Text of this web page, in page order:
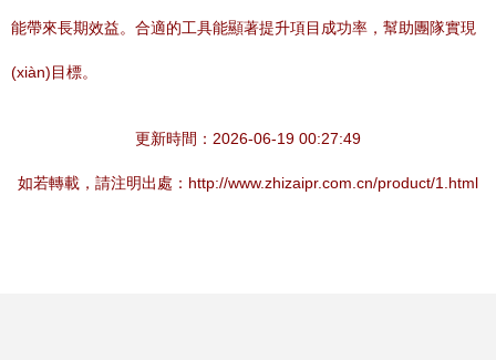
能帶來長期效益。合適的工具能顯著提升項目成功率，幫助團隊實現
(xiàn)目標。
更新時間：2026-06-19 00:27:49
如若轉載，請注明出處：http://www.zhizaipr.com.cn/product/1.html